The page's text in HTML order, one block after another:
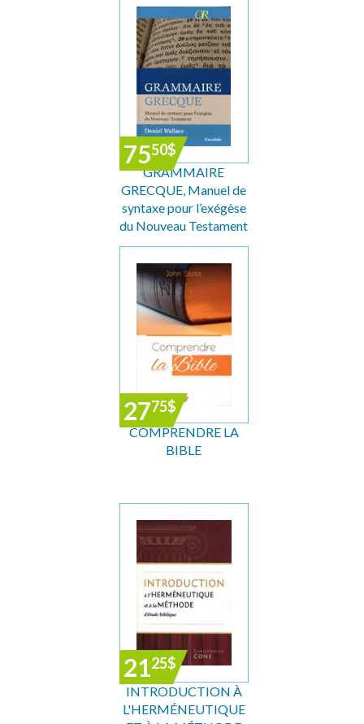
7550$
GRAMMAIRE
GRECQUE, Manuel de
syntaxe pour l’exégèse
du Nouveau Testament
2775$
COMPRENDRE LA
BIBLE
2125$
INTRODUCTION À
L'HERMÉNEUTIQUE